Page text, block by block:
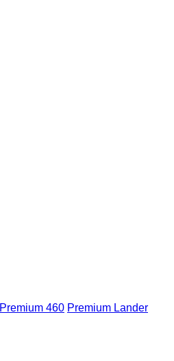
Premium 460 Premium Lander